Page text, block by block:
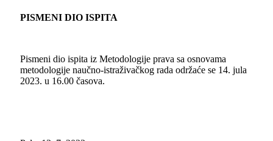
PISMENI DIO ISPITA
Pismeni dio ispita iz Metodologije prava sa osnovama
metodologije naučno-istraživačkog rada održaće se 14. jula
2023. u 16.00 časova.